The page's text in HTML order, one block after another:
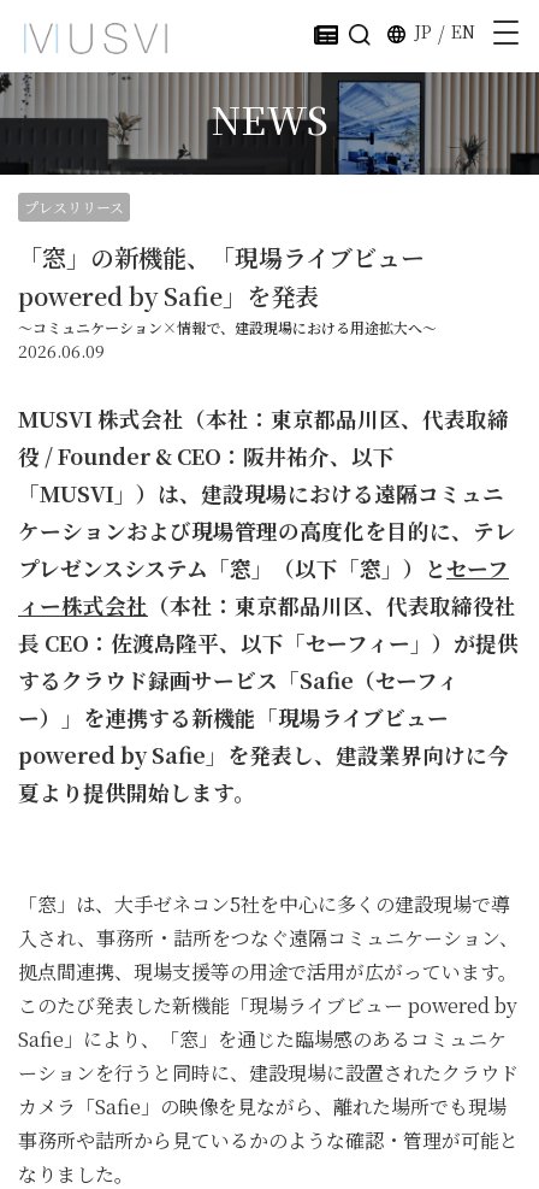
JP / EN
NEWS
プレスリリース
「窓」の新機能、「現場ライブビュー
powered by Safie」を発表
～コミュニケーション×情報で、建設現場における用途拡大へ～
2026.06.09
MUSVI 株式会社（本社：東京都品川区、代表取締
役 / Founder & CEO：阪井祐介、以下
「MUSVI」）は、建設現場における遠隔コミュニ
ケーションおよび現場管理の高度化を目的に、テレ
プレゼンスシステム「窓」（以下「窓」）とセーフ
ィー株式会社 （本社：東京都品川区、代表取締役社
長 CEO：佐渡島隆平、以下「セーフィー」）が提供
するクラウド録画サービス「Safie（セーフィ
ー）」を連携する新機能「現場ライブビュー
powered by Safie」を発表し、建設業界向けに今
夏より提供開始します。
「窓」は、大手ゼネコン5社を中心に多くの建設現場で導
入され、事務所・詰所をつなぐ遠隔コミュニケーション、
拠点間連携、現場支援等の用途で活用が広がっています。
このたび発表した新機能「現場ライブビュー powered by
Safie」により、「窓」を通じた臨場感のあるコミュニケ
ーションを行うと同時に、建設現場に設置されたクラウド
カメラ「Safie」の映像を見ながら、離れた場所でも現場
事務所や詰所から見ているかのような確認・管理が可能と
なりました。